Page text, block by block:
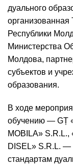
дуального
Республики
Министерства
Молдова,
субъектов и
образования.
В ходе
обучению — GȚ
MOBILA» S.R.L.,
DISEL» S.R.L. —
стандартам